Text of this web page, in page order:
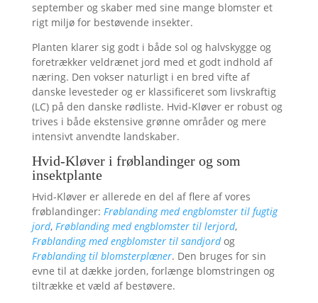
september og skaber med sine mange blomster et
rigt miljø for bestøvende insekter.
Planten klarer sig godt i både sol og halvskygge og
foretrækker veldrænet jord med et godt indhold af
næring. Den vokser naturligt i en bred vifte af
danske levesteder og er klassificeret som livskraftig
(LC) på den danske rødliste. Hvid-Kløver er robust og
trives i både ekstensive grønne områder og mere
intensivt anvendte landskaber.
Hvid-Kløver i frøblandinger og som
insektplante
Hvid-Kløver er allerede en del af flere af vores
frøblandinger: Frøblanding med engblomster til fugtig
jord, Frøblanding med engblomster til lerjord,
Frøblanding med engblomster til sandjordog
Frøblanding til blomsterplæner. Den bruges for sin
evne til at dække jorden, forlænge blomstringen og
tiltrække et væld af bestøvere.